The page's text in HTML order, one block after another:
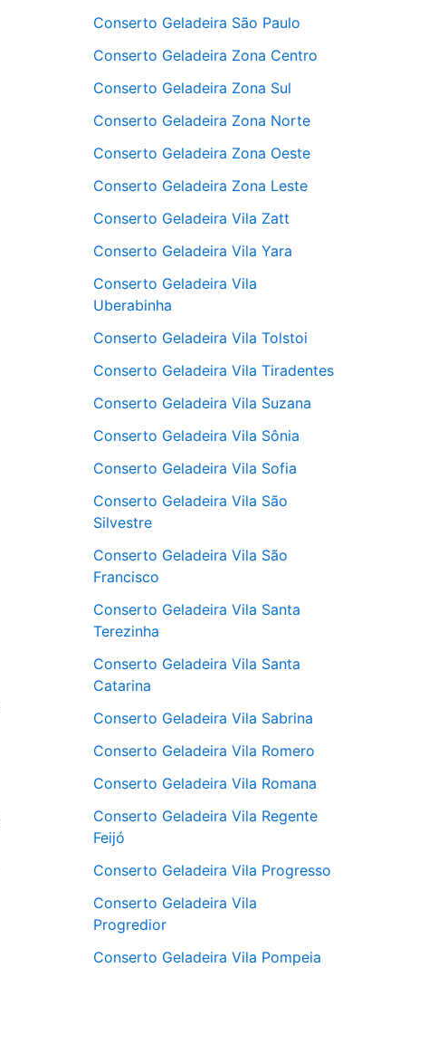
Conserto Geladeira São Paulo
Conserto Geladeira Zona Centro
Conserto Geladeira Zona Sul
Conserto Geladeira Zona Norte
Conserto Geladeira Zona Oeste
Conserto Geladeira Zona Leste
Conserto Geladeira Vila Zatt
Conserto Geladeira Vila Yara
Conserto Geladeira Vila
Uberabinha
Conserto Geladeira Vila Tolstoi
Conserto Geladeira Vila Tiradentes
Conserto Geladeira Vila Suzana
Conserto Geladeira Vila Sônia
Conserto Geladeira Vila Sofia
Conserto Geladeira Vila São
Silvestre
Conserto Geladeira Vila São
Francisco
Conserto Geladeira Vila Santa
Terezinha
Conserto Geladeira Vila Santa
Catarina
Conserto Geladeira Vila Sabrina
Conserto Geladeira Vila Romero
Conserto Geladeira Vila Romana
Conserto Geladeira Vila Regente
Feijó
Conserto Geladeira Vila Progresso
Conserto Geladeira Vila
Progredior
Conserto Geladeira Vila Pompeia